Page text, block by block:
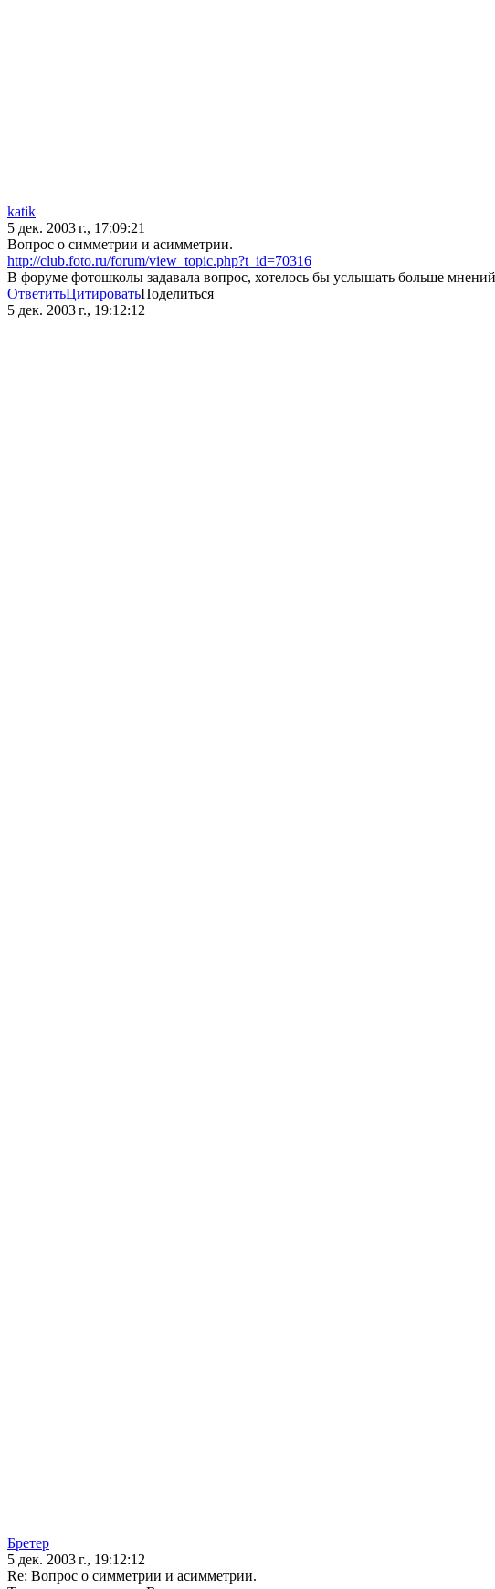
katik
5 дек. 2003 г., 17:09:21
Вопрос о симметрии и асимметрии.
http://club.foto.ru/forum/view_topic.php?t_id=70316
В форуме фотошколы задавала вопрос, хотелось бы услышать больше
ОтветитьЦитироватьПоделиться
5 дек. 2003 г., 19:12:12
Бретер
5 дек. 2003 г., 19:12:12
Re: Вопрос о симметрии и асимметрии.